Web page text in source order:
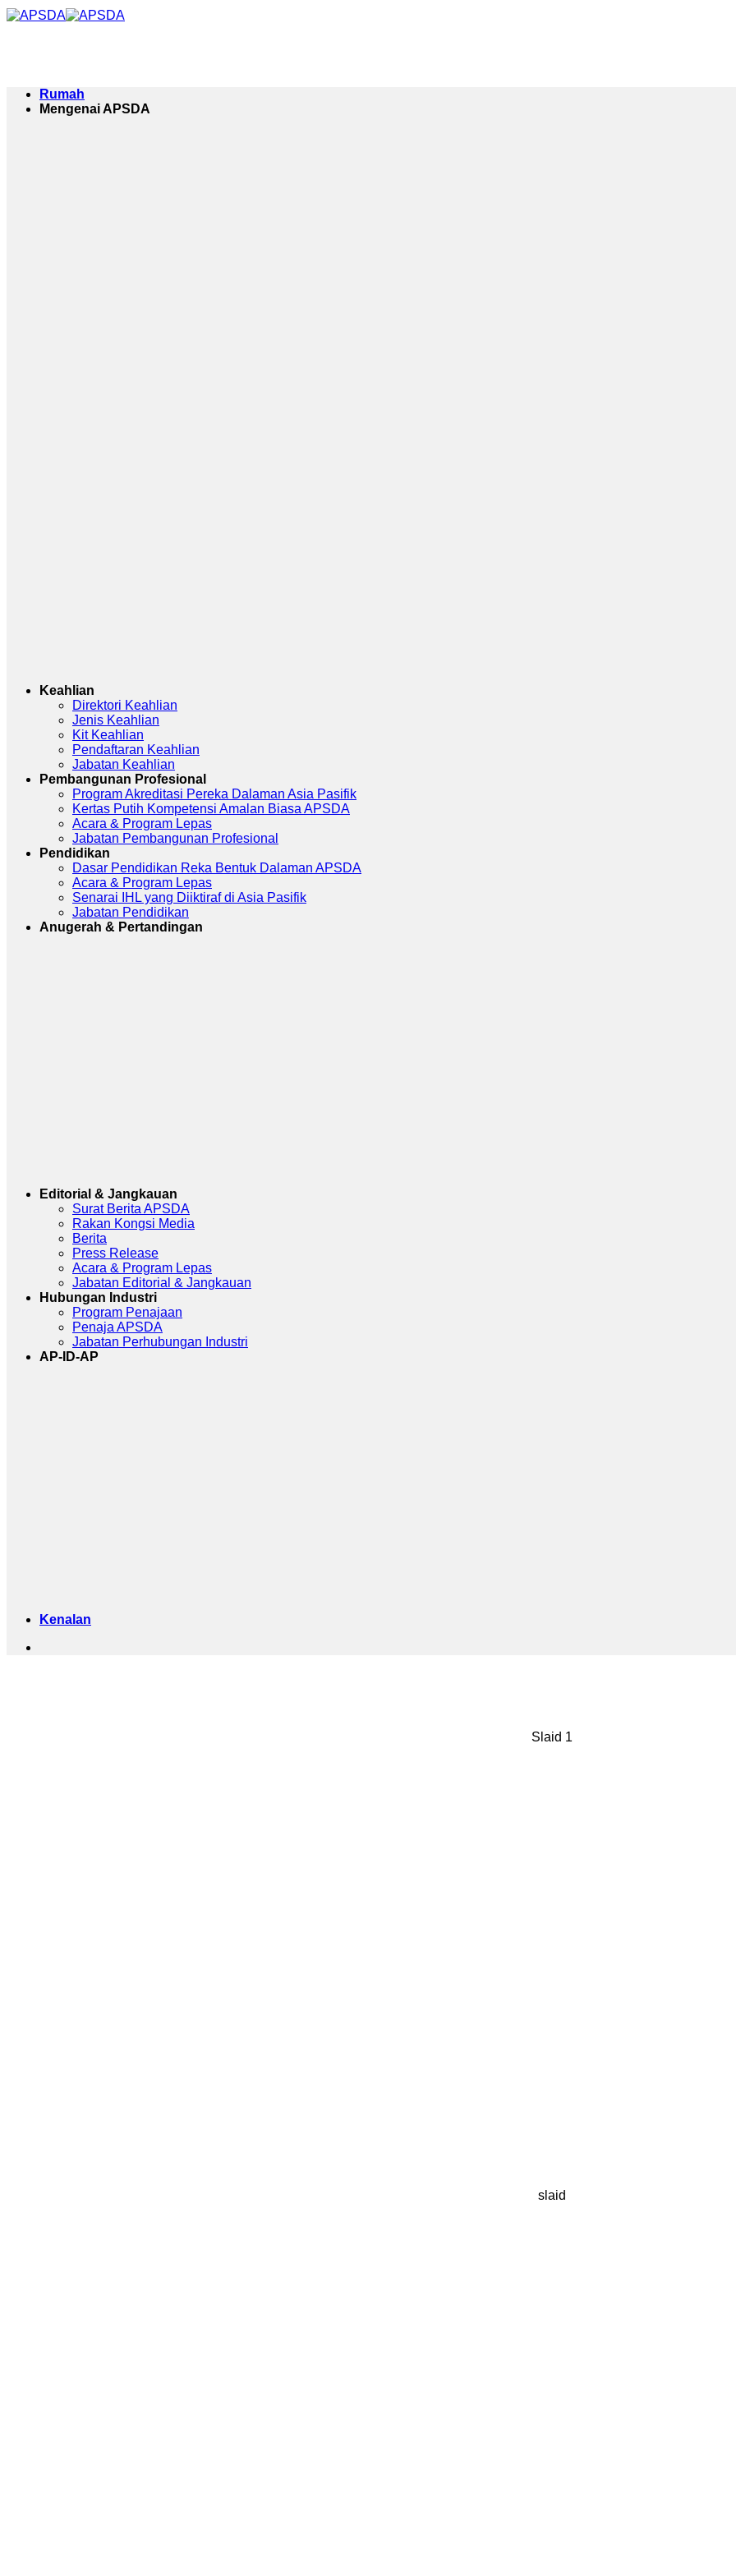
Langkau
Rumah
Mengenai APSDA
Keahlian
Direktori Keahlian
Jenis Keahlian
Kit Keahlian
Pendaftaran Keahlian
Jabatan Keahlian
Pembangunan Profesional
Program Akreditasi Pereka Dalaman Asia Pasifik
Kertas Putih Kompetensi Amalan Biasa APSDA
Acara & Program Lepas
Jabatan Pembangunan Profesional
Pendidikan
Dasar Pendidikan Reka Bentuk Dalaman APSDA
Acara & Program Lepas
Senarai IHL yang Diiktiraf di Asia Pasifik
Jabatan Pendidikan
Anugerah & Pertandingan
Editorial & Jangkauan
Surat Berita APSDA
Rakan Kongsi Media
Berita
Press Release
Acara & Program Lepas
Jabatan Editorial & Jangkauan
Hubungan Industri
Program Penajaan
Penaja APSDA
Jabatan Perhubungan Industri
AP-ID-AP
Kenalan
SENARAI
Slaid 1
slaid